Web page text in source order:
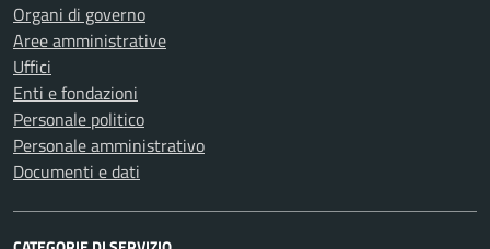
Organi di governo
Aree amministrative
Uffici
Enti e fondazioni
Personale politico
Personale amministrativo
Documenti e dati